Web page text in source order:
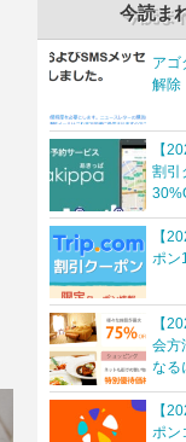
今読ま
アゴ
解除
【
割引
【
ポン
【
会方
なる
【
ポン